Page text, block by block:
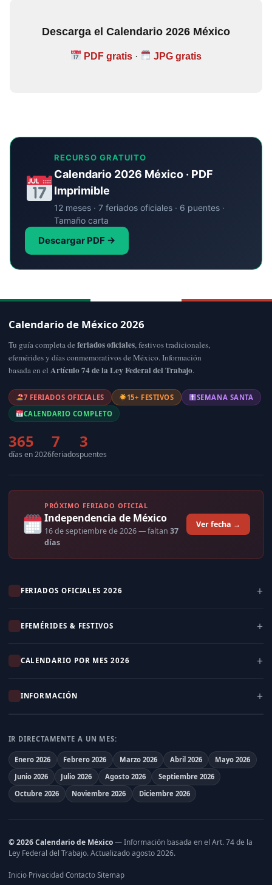
Descarga el Calendario 2026 México
PDF gratis · JPG gratis
RECURSO GRATUITO
Calendario 2026 México · PDF
Imprimible
12 meses · 7 feriados oficiales · 6 puentes ·
Tamaño carta
Descargar PDF →
Calendario de México 2026
Tu guía completa de feriados oficiales, festivos tradicionales,
efemérides y días conmemorativos de México. Información
basada en el Artículo 74 de la Ley Federal del Trabajo.
7 FERIADOS OFICIALES 15+ FESTIVOS
SEMANA SANTA
CALENDARIO COMPLETO
365
días en 2026
7
feriados
3
puentes
PRÓXIMO FERIADO OFICIAL
Independencia de México
16 de septiembre de 2026— faltan 37
días
Ver fecha →
FERIADOS OFICIALES 2026
EFEMÉRIDES & FESTIVOS
CALENDARIO POR MES 2026
INFORMACIÓN
IR DIRECTAMENTE A UN MES:
Enero 2026 Febrero 2026 Marzo 2026 Abril 2026
Mayo 2026
Junio 2026
Julio 2026 Agosto 2026
Septiembre 2026
Octubre 2026
Noviembre 2026 Diciembre 2026
© 2026 Calendario de México— Información basada en el Art. 74 de la
Ley Federal del Trabajo. Actualizado agosto 2026.
Inicio· Privacidad Contacto· Sitemap